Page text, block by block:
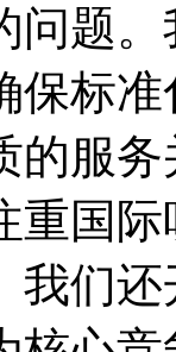
问题
保标
的服
重国
我们